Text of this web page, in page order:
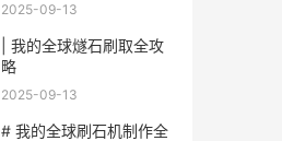
2025-09-13
| 我的全球燧石刷取全攻
略
2025-09-13
# 我的全球刷石机制作全